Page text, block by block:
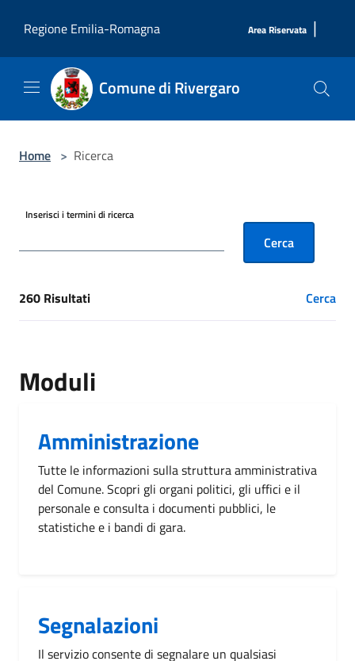
Regione Emilia-Romagna
Area Riservata |
Comune di Rivergaro
Home > Ricerca
Inserisci i termini di ricerca
Cerca
[results] Risultati
260 Risultati Cerca
Moduli
Amministrazione
Tutte le informazioni sulla struttura amministrativa
del Comune. Scopri gli organi politici, gli uffici e il
personale e consulta i documenti pubblici, le
statistiche e i bandi di gara.
Segnalazioni
Il servizio consente di segnalare un qualsiasi